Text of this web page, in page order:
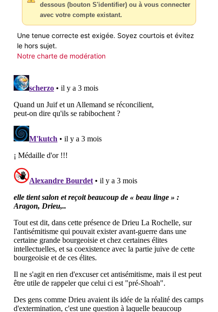
dessous (bouton S'identifier) ou à vous connecter
avec votre compte existant.
Une tenue correcte est exigée. Soyez courtois et évitez
le hors sujet.
Notre charte de modération